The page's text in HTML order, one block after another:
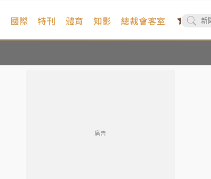
國際 特刊 體育 知影 總裁會客室
廣告